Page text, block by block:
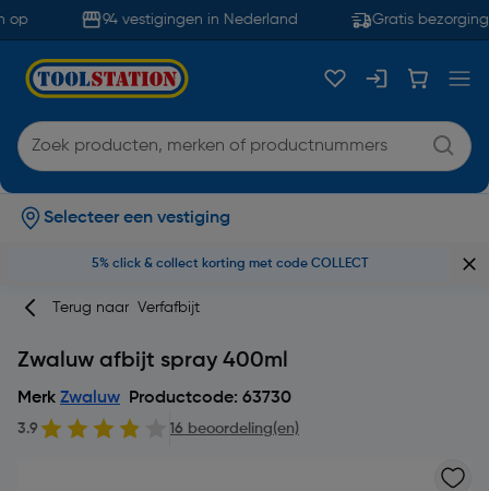
94 vestigingen in Nederland Gratis bezorging
Selecteer een vestiging
5% click & collect korting met code COLLECT
Terug naar Verfafbijt
Zwaluw afbijt spray 400ml
Merk Zwaluw Productcode: 63730
3.9 16 beoordeling(en)